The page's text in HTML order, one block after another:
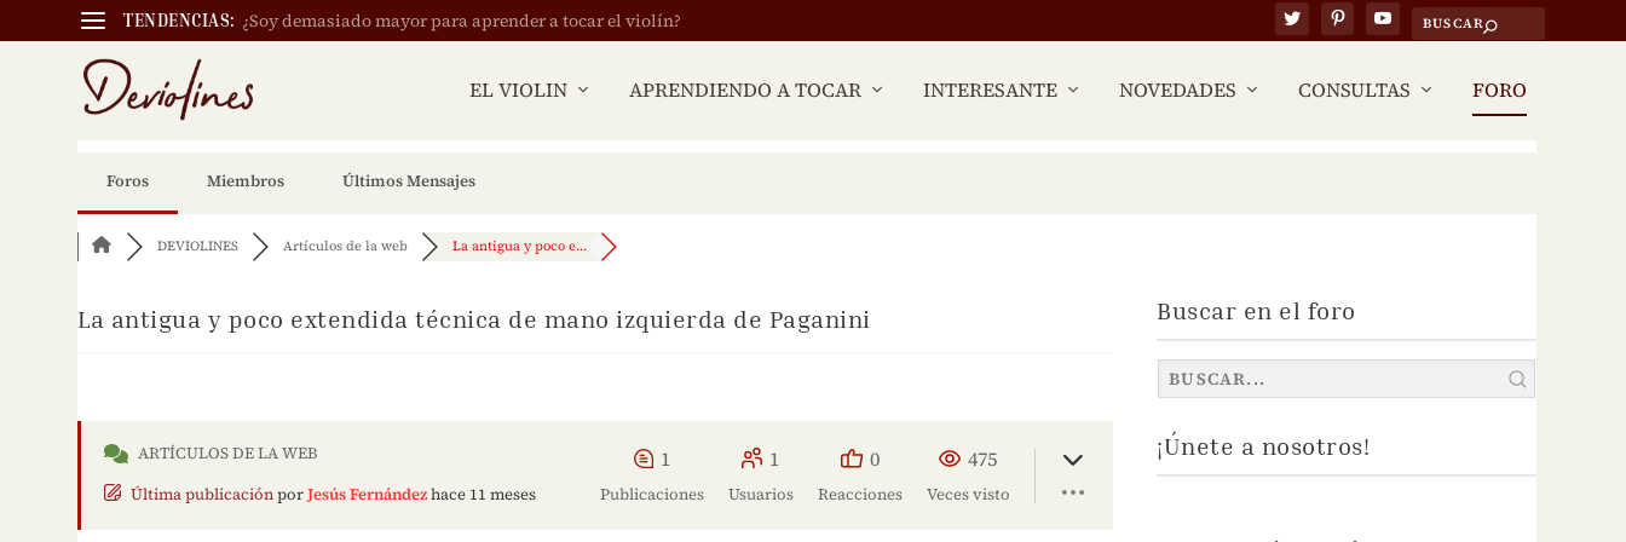
TENDENCIAS: ¿Soy demasiado mayor para aprender a tocar el violín?
EL VIOLIN APRENDIENDO A TOCAR INTERESANTE NOVEDADES CONSULTAS FORO
Foros Miembros Últimos Mensajes
DEVIOLINES Artículos de la web La antigua y poco e...
La antigua y poco extendida técnica de mano izquierda de Paganini
ARTÍCULOS DE LA WEB
Última publicación por Jesús Fernández hace 11 meses
1
Publicaciones
1
Usuarios
0
Reacciones
475
Veces visto
Buscar en el foro
¡Únete a nosotros!